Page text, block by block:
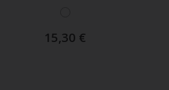
15,30 €